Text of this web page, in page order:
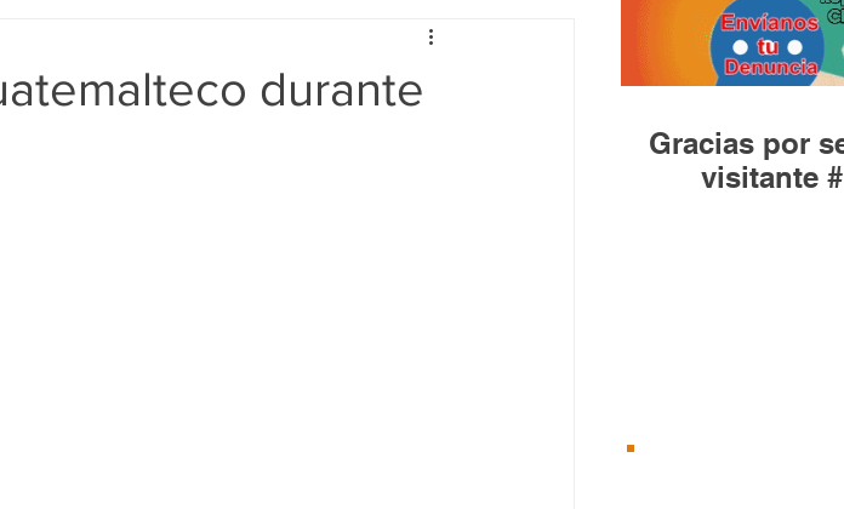
Municipios
durante
Gracias por
visitante #